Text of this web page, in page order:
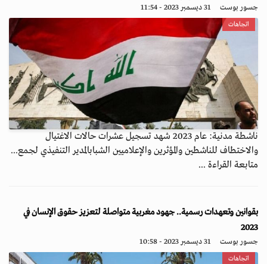
جسور بوست 31 ديسمبر 2023 - 11:54
اتجاهات
ناشطة مدنية: عام 2023 شهد تسجيل عشرات حالات الاغتيال
والاختطاف للناشطين والمؤثرين والإعلاميين الشبابالمدير التنفيذي لجمع...
متابعة القراءة ...
بقوانين وتعهدات رسمية.. جهود مغربية متواصلة لتعزيز حقوق الإنسان في
2023
جسور بوست 31 ديسمبر 2023 - 10:58
اتجاهات